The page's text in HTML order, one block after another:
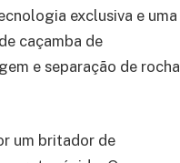
exclusiva e uma
caçamba de
e separação de rocha
um britador de